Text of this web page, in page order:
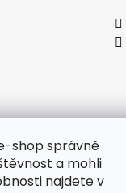
shop správně
a mohli
najdete v
údajů
Radiátory